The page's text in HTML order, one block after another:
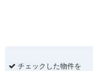
チェックした物件を